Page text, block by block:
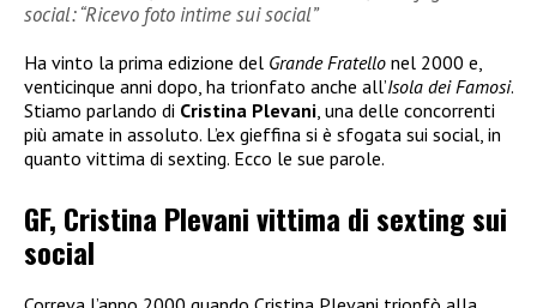
social: “Ricevo foto intime sui social”
Ha vinto la prima edizione del Grande Fratello nel 2000 e,
venticinque anni dopo, ha trionfato anche all’Isola dei Famosi.
Stiamo parlando di Cristina Plevani , una delle concorrenti
più amate in assoluto. L’ex gieffina si è sfogata sui social, in
quanto vittima di sexting. Ecco le sue parole.
GF, Cristina Plevani vittima di sexting sui
social